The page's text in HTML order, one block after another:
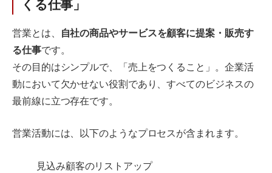
くる仕事」
営業とは、
自社の商品やサービスを顧客に提案・販売す
る仕事です。
その目的はシンプルで、「売上をつくること」。企業活
動において欠かせない役割であり、すべてのビジネスの
最前線に立つ存在です。
営業活動には、以下のようなプロセスが含まれます。
見込み顧客のリストアップ